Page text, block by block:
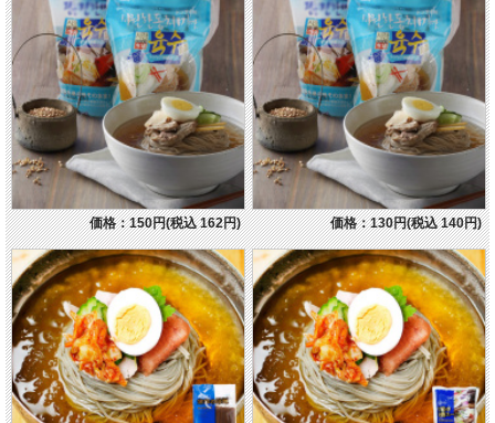
価格：150円(税込 162円) 価格：130円(税込 140円)